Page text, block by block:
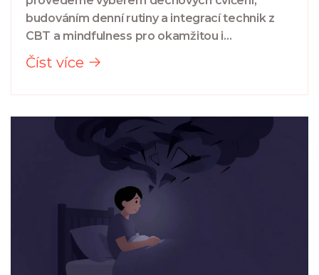
budováním denní rutiny a integrací technik z
CBT a mindfulness pro okamžitou i
dlouhodobou úlevu.
Číst více